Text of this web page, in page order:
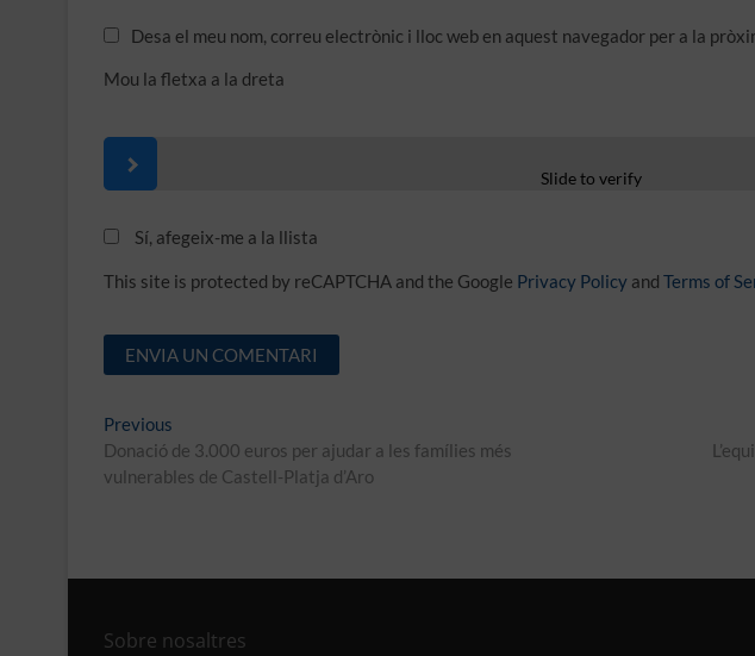
Desa el meu nom, correu electrònic i lloc web en aquest navegador per a la
Mou la fletxa a la dreta
Slide to verify
Sí, afegeix-me a la llista
This site is protected by reCAPTCHA and the Google Privacy Policy and Terms of
Navegació
d'entrades
Previous
post:
Donació de 3.000 euros per ajudar a les famílies més
vulnerables de Castell-Platja d’Aro
Sobre nosaltres